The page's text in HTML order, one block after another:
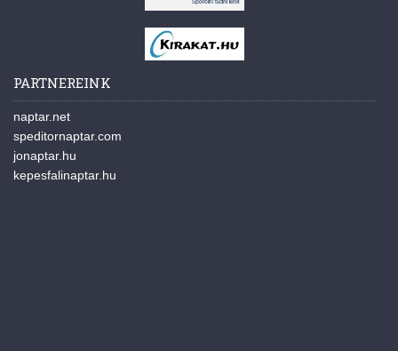
PARTNEREINK
naptar.net
speditornaptar.com
jonaptar.hu
kepesfalinaptar.hu